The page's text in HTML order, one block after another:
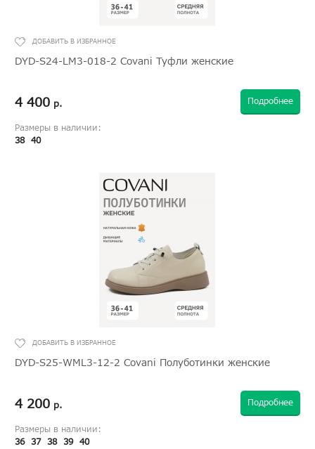
DYD-S24-LM3-018-2 Covani Туфли женские
4 400 р. Подробнее
Размеры в наличии:
38 40
DYD-S25-WML3-12-2 Covani Полуботинки женские
4 200 р. Подробнее
Размеры в наличии:
36 37 38 39 40